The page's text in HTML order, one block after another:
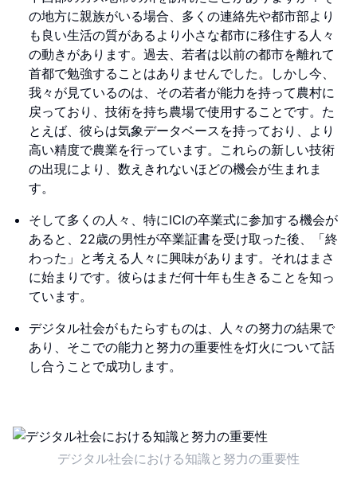
の地方に親族がいる場合、多くの連絡先や都市部より
も良い生活の質があるより小さな都市に移住する人々
の動きがあります。過去、若者は以前の都市を離れて
首都で勉強することはありませんでした。しかし今、
我々が見ているのは、その若者が能力を持って農村に
戻っており、技術を持ち農場で使用することです。た
とえば、彼らは気象データベースを持っており、より
高い精度で農業を行っています。これらの新しい技術
の出現により、数えきれないほどの機会が生まれま
す。
そして多くの人々、特にICIの卒業式に参加する機会が
あると、22歳の男性が卒業証書を受け取った後、「終
わった」と考える人々に興味があります。それはまさ
に始まりです。彼らはまだ何十年も生きることを知っ
ています。
デジタル社会がもたらすものは、人々の努力の結果で
あり、そこでの能力と努力の重要性を灯火について話
し合うことで成功します。
デジタル社会における知識と努力の重要性